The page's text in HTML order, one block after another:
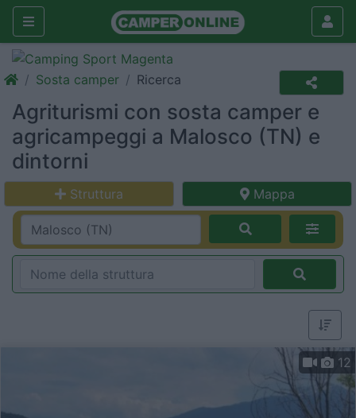
Sosta camper Ricerca
Agriturismi con sosta camper e
agricampeggi a Malosco (TN) e
dintorni
Struttura Mappa
12